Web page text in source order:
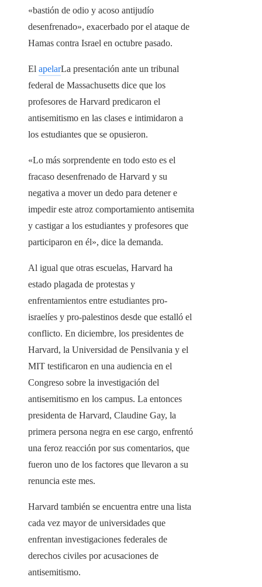
«bastión de odio y acoso antijudío
desenfrenado», exacerbado por el ataque de
Hamas contra Israel en octubre pasado.
El apelarLa presentación ante un tribunal
federal de Massachusetts dice que los
profesores de Harvard predicaron el
antisemitismo en las clases e intimidaron a
los estudiantes que se opusieron.
«Lo más sorprendente en todo esto es el
fracaso desenfrenado de Harvard y su
negativa a mover un dedo para detener e
impedir este atroz comportamiento antisemita
y castigar a los estudiantes y profesores que
participaron en él», dice la demanda.
Al igual que otras escuelas, Harvard ha
estado plagada de protestas y
enfrentamientos entre estudiantes pro-
israelíes y pro-palestinos desde que estalló el
conflicto. En diciembre, los presidentes de
Harvard, la Universidad de Pensilvania y el
MIT testificaron en una audiencia en el
Congreso sobre la investigación del
antisemitismo en los campus. La entonces
presidenta de Harvard, Claudine Gay, la
primera persona negra en ese cargo, enfrentó
una feroz reacción por sus comentarios, que
fueron uno de los factores que llevaron a su
renuncia este mes.
Harvard también se encuentra entre una lista
cada vez mayor de universidades que
enfrentan investigaciones federales de
derechos civiles por acusaciones de
antisemitismo.